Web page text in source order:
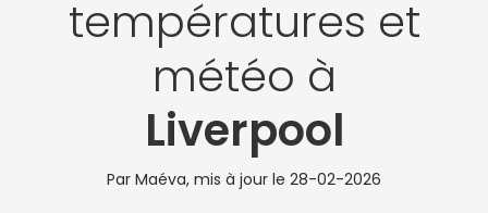
températures et
météo à
Liverpool
Par Maéva, mis à jour le 28-02-2026